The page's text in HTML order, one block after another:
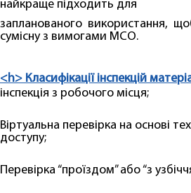
найкраще підходить для
запланованого використання,
сумісну з вимогами МСО.
<h> Класифікації інспекцій
інспекція з робочого місця;
Віртуальна перевірка на основі
доступу;
Перевірка “проїздом” або “з